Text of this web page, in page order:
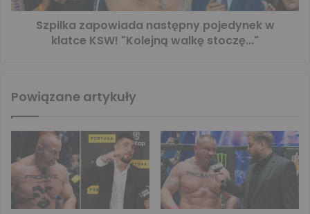
Szpilka zapowiada następny pojedynek w
klatce KSW! "Kolejną walkę stoczę..."
Powiązane artykuły